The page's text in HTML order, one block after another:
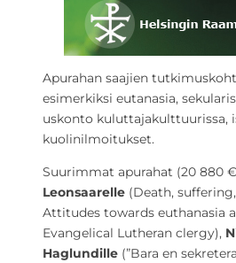
Apurahan saajien
esimerkiksi eutanasia,
uskonto kuluttajakulttuurissa,
kuolinilmoitukset.
Suurimmat apurahat (20 880
Leonsaarelle (Death,
Attitudes towards euthanasia
Evangelical Lutheran clergy),
Haglundille (”Bara en